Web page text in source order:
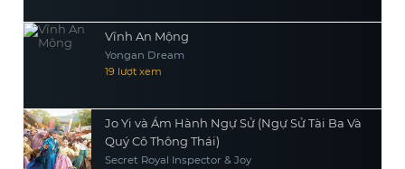
Vĩnh An Mộng
Yongan Dream
19 lượt xem
Jo Yi và Ám Hành Ngự Sử (Ngự Sử Tài Ba Và
Quý Cô Thông Thái)
Secret Royal Inspector & Joy